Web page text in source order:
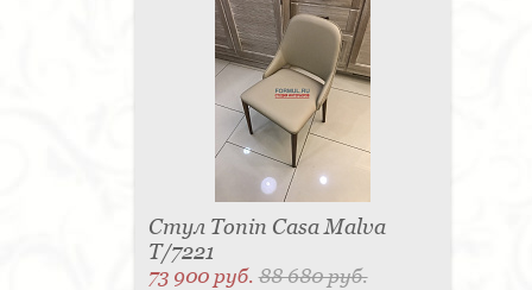
Стул Tonin Casa Malva
T/7221
73 900 руб.88 680 руб.